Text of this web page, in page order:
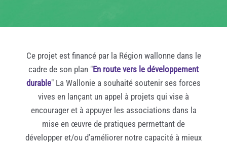
Ce projet est financé par la Région wallonne dans le
cadre de son plan "En route vers le développement
durable" La Wallonie a souhaité soutenir ses forces
vives en lançant un appel à projets qui vise à
encourager et à appuyer les associations dans la
mise en œuvre de pratiques permettant de
développer et/ou d’améliorer notre capacité à mieux